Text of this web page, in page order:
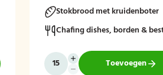
Stokbrood met kruidenboter
Chafing dishes, borden &
Toevoegen